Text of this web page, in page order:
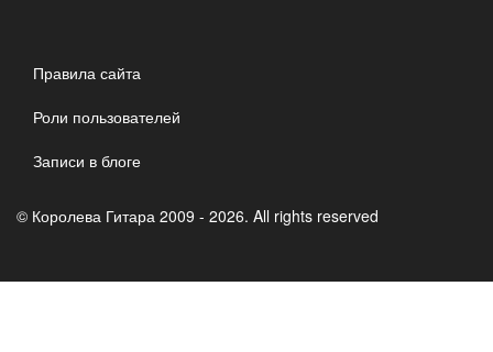
Правила сайта
Роли пользователей
Записи в блоге
© Королева Гитара 2009 - 2026. All rights reserved